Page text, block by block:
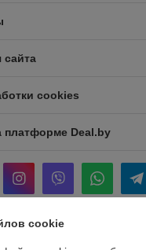
сайта
cookies
платформе Deal.by
cookie